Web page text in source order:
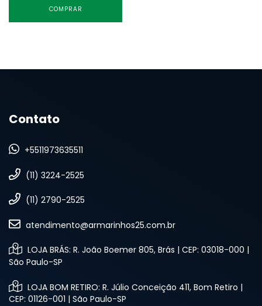
COMPRAR
Contato
+5511973635511
(11) 3224-2525
(11) 2790-2525
atendimento@armarinhos25.com.br
LOJA BRÁS: R. João Boemer 805, Brás | CEP: 03018-000 |
São Paulo-SP
LOJA BOM RETIRO: R. Júlio Conceição 411, Bom Retiro |
CEP: 01126-001 | São Paulo-SP